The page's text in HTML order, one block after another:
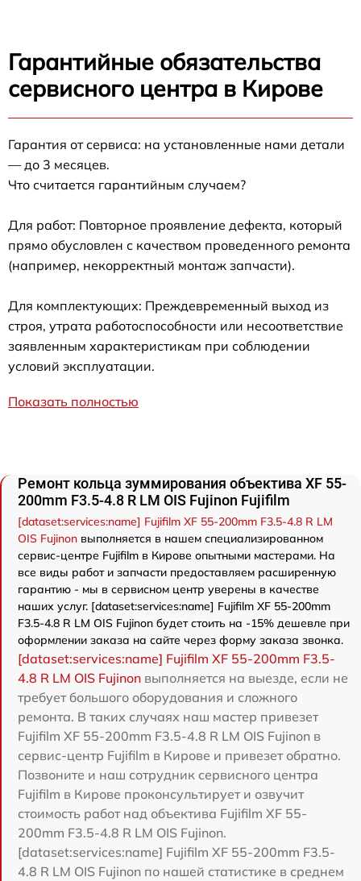
Гарантийные обязательства
сервисного центра в Кирове
Гарантия от сервиса: на установленные нами детали
— до 3 месяцев.
Что считается гарантийным случаем?
Для работ: Повторное проявление дефекта, который
прямо обусловлен с качеством проведенного ремонта
(например, некорректный монтаж запчасти).
Для комплектующих: Преждевременный выход из
строя, утрата работоспособности или несоответствие
заявленным характеристикам при соблюдении
условий эксплуатации.
Показать полностью
Ремонт кольца зуммирования объектива XF 55-
200mm F3.5-4.8 R LM OIS Fujinon Fujifilm
[dataset:services:name] Fujifilm XF 55-200mm F3.5-4.8 R LM
OIS Fujinon выполняется в нашем специализированном
сервис-центре Fujifilm в Кирове опытными мастерами. На
все виды работ и запчасти предоставляем расширенную
гарантию - мы в сервисном центр уверены в качестве
наших услуг. [dataset:services:name] Fujifilm XF 55-200mm
F3.5-4.8 R LM OIS Fujinon будет стоить на -15% дешевле при
оформлении заказа на сайте через форму заказа звонка.
[dataset:services:name] Fujifilm XF 55-200mm F3.5-
4.8 R LM OIS Fujinon выполняется на выезде, если не
требует большого оборудования и сложного
ремонта. В таких случаях наш мастер привезет
Fujifilm XF 55-200mm F3.5-4.8 R LM OIS Fujinon в
сервис-центр Fujifilm в Кирове и привезет обратно.
Позвоните и наш сотрудник сервисного центра
Fujifilm в Кирове проконсультирует и озвучит
стоимость работ над объектива Fujifilm XF 55-
200mm F3.5-4.8 R LM OIS Fujinon.
[dataset:services:name] Fujifilm XF 55-200mm F3.5-
4.8 R LM OIS Fujinon по нашей статистике в среднем